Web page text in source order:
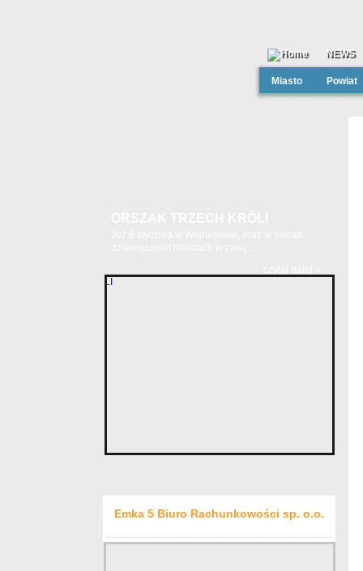
NEWS
Miasto Powiat
Emka 5 Biuro Rachunkowości sp. o.o.